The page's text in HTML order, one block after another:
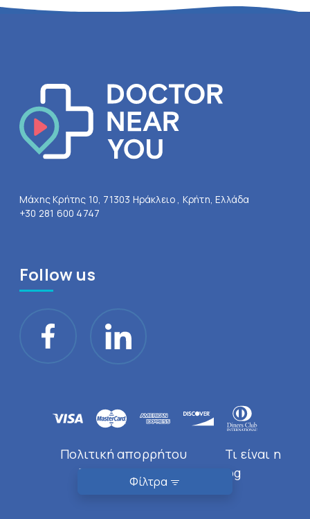
Φίλτρα
Μάχης Κρήτης 10, 71303 Ηράκλειο , Κρήτη, Ελλάδα
+30 281 600 4747
Follow us
Πολιτική απορρήτου
Τι είναι η
Doctor Near You
Blog